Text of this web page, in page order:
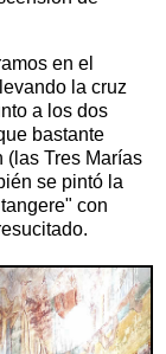
en el
la cruz
a los dos
bastante
(las Tres Marías
se pintó la
con